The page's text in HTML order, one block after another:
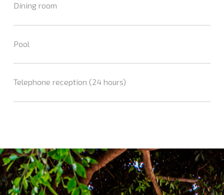
Dining room
Pool
Telephone reception (24 hours)